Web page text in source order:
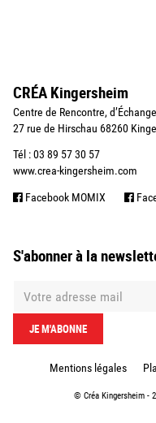
CRÉA Kingersheim
Centre de Rencontre,
27 rue de Hirschau 68260
Tél : 03 89 57 30 57
www.crea-kingersheim.com
Facebook MOMIX
S'abonner à la
Mentions légales
© Créa Kingersheim -